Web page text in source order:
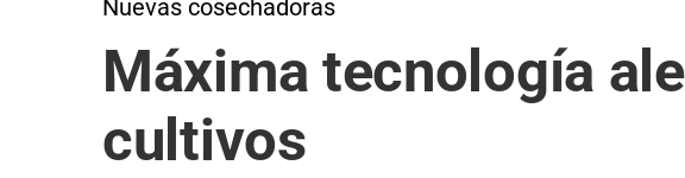
Nuevas cosechadoras
Máxima tecnología
cultivos